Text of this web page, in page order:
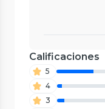
Calificaciones
5
4
3